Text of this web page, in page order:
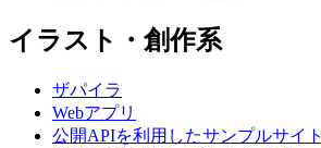
イラスト・創作系
ザパイラ
Webアプリ
公開APIを利用したサンプルサイト